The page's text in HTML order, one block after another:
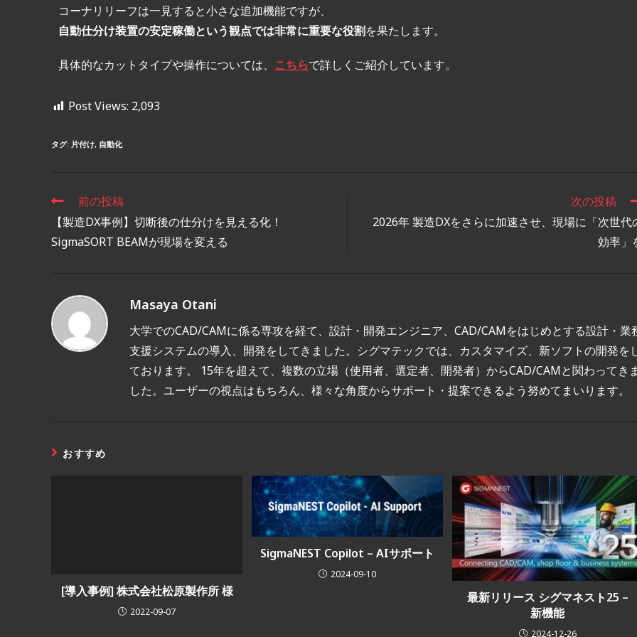
コーナリリーフは一見すると小さな追加機能ですが、
自動仕分け装置の安定稼働という観点では非常に重要な役割を果たします。
具体的なカットタイプや操作については、 こちらで詳しくご紹介しています。
Post Views: 2,093
タグ: 片付け, 自動化
前の投稿
【製造DX事例】切断後の仕分けを見える化！
SigmaSORT BEAMが現場を変える
次の投稿
2026年 製造DXをさらに加速させ、現場に「次世代
効率」
Masaya Otani
大学でのCAD/CAMに係る専攻を経て、設計・開発エンジニア、CAD/CAMをはじめとする設計・業
支援システムの導入、開発をしてきました。シグマテックでは、カスタマイズ、新ソフトの開発を
ております。 15年を超えて、複数の立場（使用者、選定者、開発者）からCAD/CAMと関わってき
した。ユーザーの視点はもちろん、様々な角度からサポート・提案できるよう努めてまいります。
おすすめ
[導入事例] 株式会社松原製作所 様
2022-09-07
SigmaNEST Copilot – AIサポート
2024-09-10
最新リリース シグマネスト25 –
新機能
2024-12-26